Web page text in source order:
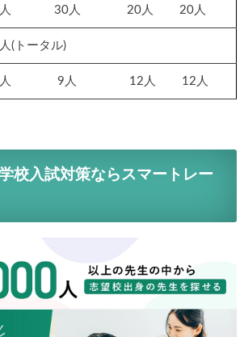
人 30人 20人 20人
(トータル)
人 9人 12人 12人
校入試対策ならスマートレー